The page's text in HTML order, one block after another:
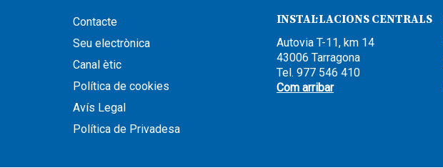
Contacte
Seu electrònica
Canal ètic
Política de cookies
Avís Legal
Política de Privadesa
INSTAL·LACIONS CENTRALS
Autovia T-11, km 14
43006 Tarragona
Tel. 977 546 410
Com arribar